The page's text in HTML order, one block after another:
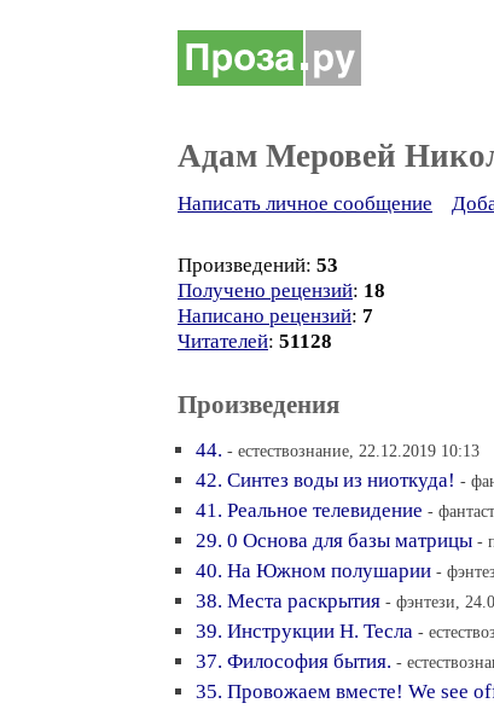
Адам Меровей
Написать личное сообщение
Произведений: 53
Получено рецензий: 18
Написано рецензий: 7
Читателей: 51128
Произведения
44. - естествознание, 22.12.2019 10:13
42. Синтез воды из ниоткуда! -
41. Реальное телевидение -
29. 0 Основа для базы матрицы -
40. На Южном полушарии -
38. Места раскрытия - фэнтези,
39. Инструкции Н. Тесла -
37. Философия бытия. -
35. Провожаем вместе! We see